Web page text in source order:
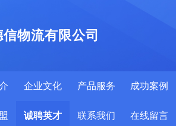
物流有限公司
企业文化 产品服务 成功案例
诚聘英才 联系我们 在线留言